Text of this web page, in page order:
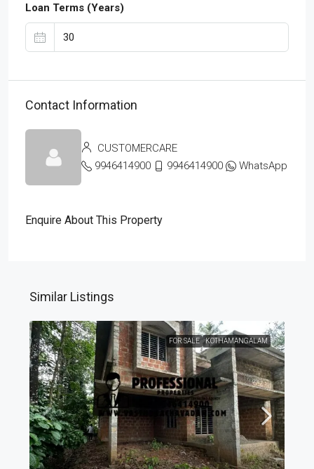
Loan Terms (Years)
Contact Information
CUSTOMERCARE
9946414900
9946414900 WhatsApp
Enquire About This Property
Similar Listings
FOR SALE KOTHAMANGALAM